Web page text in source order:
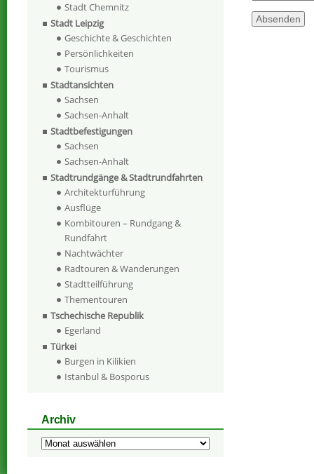
Stadt Chemnitz
Stadt Leipzig
Geschichte & Geschichten
Persönlichkeiten
Tourismus
Stadtansichten
Sachsen
Sachsen-Anhalt
Stadtbefestigungen
Sachsen
Sachsen-Anhalt
Stadtrundgänge & Stadtrundfahrten
Architekturführung
Ausflüge
Kombitouren – Rundgang &
Rundfahrt
Nachtwächter
Radtouren & Wanderungen
Stadtteilführung
Thementouren
Tschechische Republik
Egerland
Türkei
Burgen in Kilikien
Istanbul & Bosporus
Archiv
Archiv